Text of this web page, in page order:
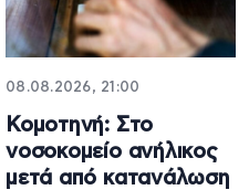
08.08.2026, 21:00
Κομοτηνή: Στο
νοσοκομείο ανήλικος
μετά από κατανάλωση